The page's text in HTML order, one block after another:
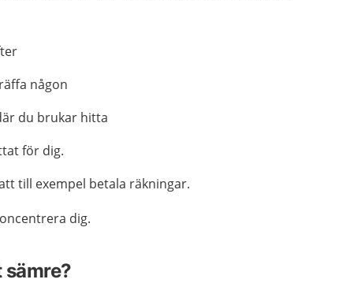
någon
du brukar hitta
för dig.
till exempel betala räkningar.
dig.